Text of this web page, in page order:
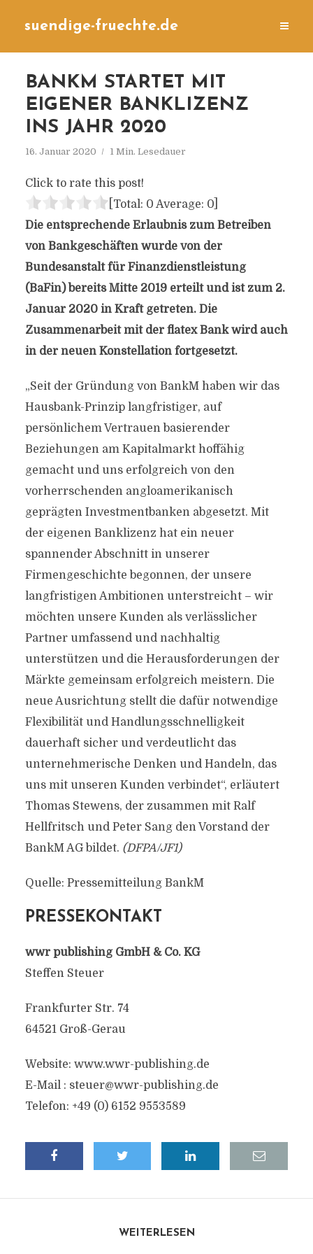
suendige-fruechte.de
BANKM STARTET MIT
EIGENER BANKLIZENZ
INS JAHR 2020
16. Januar 2020 1 Min. Lesedauer
Click to rate this post!
[Total: 0 Average: 0]
Die entsprechende Erlaubnis zum Betreiben
von Bankgeschäften wurde von der
Bundesanstalt für Finanzdienstleistung
(BaFin) bereits Mitte 2019 erteilt und ist zum 2.
Januar 2020 in Kraft getreten. Die
Zusammenarbeit mit der flatex Bank wird auch
in der neuen Konstellation fortgesetzt.
„Seit der Gründung von BankM haben wir das
Hausbank-Prinzip langfristiger, auf
persönlichem Vertrauen basierender
Beziehungen am Kapitalmarkt hoffähig
gemacht und uns erfolgreich von den
vorherrschenden angloamerikanisch
geprägten Investmentbanken abgesetzt. Mit
der eigenen Banklizenz hat ein neuer
spannender Abschnitt in unserer
Firmengeschichte begonnen, der unsere
langfristigen Ambitionen unterstreicht – wir
möchten unsere Kunden als verlässlicher
Partner umfassend und nachhaltig
unterstützen und die Herausforderungen der
Märkte gemeinsam erfolgreich meistern. Die
neue Ausrichtung stellt die dafür notwendige
Flexibilität und Handlungsschnelligkeit
dauerhaft sicher und verdeutlicht das
unternehmerische Denken und Handeln, das
uns mit unseren Kunden verbindet“, erläutert
Thomas Stewens, der zusammen mit Ralf
Hellfritsch und Peter Sang den Vorstand der
BankM AG bildet. (DFPA/JF1)
Quelle: Pressemitteilung BankM
PRESSEKONTAKT
wwr publishing GmbH & Co. KG
Steffen Steuer
Frankfurter Str. 74
64521 Groß-Gerau
Website: www.wwr-publishing.de
E-Mail : steuer@wwr-publishing.de
Telefon: +49 (0) 6152 9553589
WEITERLESEN